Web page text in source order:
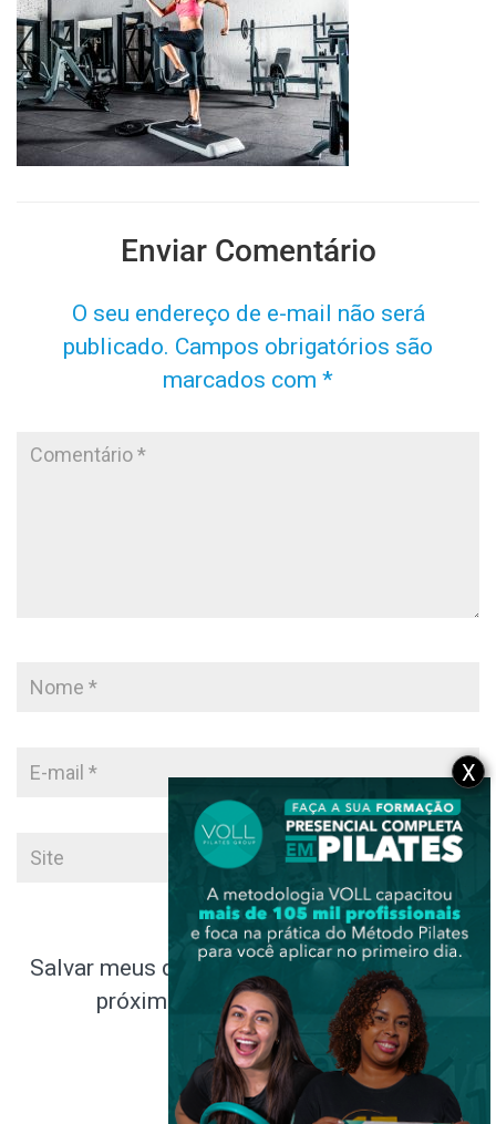
Enviar Comentário
O seu endereço de e-mail não será
publicado. Campos obrigatórios são
marcados com *
Salvar meus dados neste navegador para a
próxima vez que eu comentar.
X